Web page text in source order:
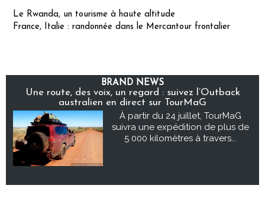
Le Rwanda, un tourisme à haute altitude
France, Italie : randonnée dans le Mercantour frontalier
BRAND NEWS
Une route, des voix, un regard : suivez l’Outback
australien en direct sur TourMaG
À partir du 24 juillet, TourMaG
suivra une expédition de plus de
5 000 kilomètres à travers...